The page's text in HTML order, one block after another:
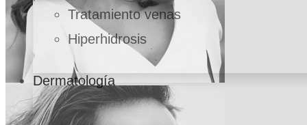
Tratamiento venas
Hiperhidrosis
Dermatología